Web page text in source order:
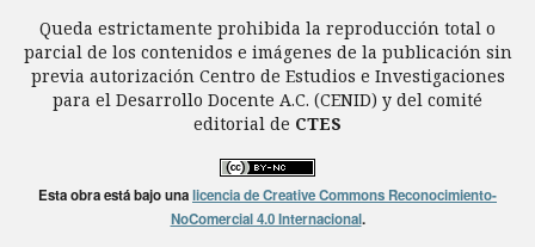
Queda estrictamente prohibida la reproducción total o
parcial de los contenidos e imágenes de la publicación sin
previa autorización Centro de Estudios e Investigaciones
para el Desarrollo Docente A.C. (CENID) y del comité
editorial de CTES
Esta obra está bajo unalicencia de Creative Commons Reconocimiento-
NoComercial 4.0 Internacional.